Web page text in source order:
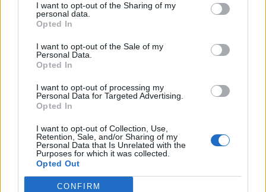
I want to opt-out of the Sharing of my
personal data.
Opted In
I want to opt-out of the Sale of my
Personal Data.
Opted In
I want to opt-out of processing my
Personal Data for Targeted Advertising.
Opted In
I want to opt-out of Collection, Use,
Retention, Sale, and/or Sharing of my
Personal Data that Is Unrelated with the
Purposes for which it was collected.
Opted Out
CONFIRM
Prisão preventiva por
roubo de veículo na
freguesia de Nelas
10/07/2026